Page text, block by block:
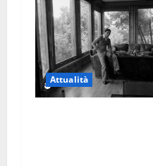
a
r
t
i
Attualità